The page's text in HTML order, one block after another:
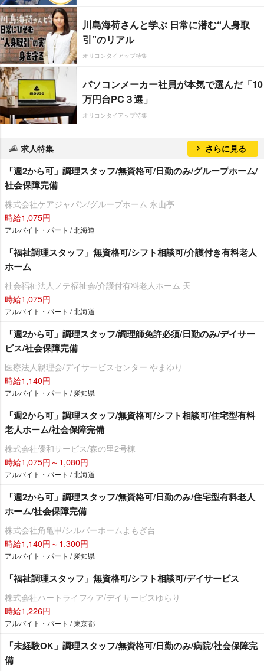
川島海荷さんと学ぶ 日常に潜む“人身取
引”のリアル
オリコンタイアップ特集
パソコンメーカー社員が本気で選んだ「10
万円台PC３選」
オリコンタイアップ特集
求人特集 さらに見る
「週2から可」調理スタッフ/無資格可/日勤のみ/グループホーム/
社会保障完備
株式会社ケアジャパン/グループホーム 永山亭
時給1,075円
アルバイト・パート / 北海道
「福祉調理スタッフ」無資格可/シフト相談可/介護付き有料老人
ホーム
社会福祉法人ノテ福祉会/介護付有料老人ホーム 天
時給1,075円
アルバイト・パート / 北海道
「週2から可」調理スタッフ/調理師免許必須/日勤のみ/デイサー
ビス/社会保障完備
医療法人親理会/デイサービスセンター やまゆり
時給1,140円
アルバイト・パート / 愛知県
「週2から可」調理スタッフ/無資格可/シフト相談可/住宅型有料
老人ホーム/社会保障完備
株式会社優和サービス/森の里2号棟
時給1,075円～1,080円
アルバイト・パート / 北海道
「週2から可」調理スタッフ/無資格可/日勤のみ/住宅型有料老人
ホーム/社会保障完備
株式会社角亀甲/シルバーホームよもぎ台
時給1,140円～1,300円
アルバイト・パート / 愛知県
「福祉調理スタッフ」無資格可/シフト相談可/デイサービス
株式会社ハートライフケア/デイサービスゆらり
時給1,226円
アルバイト・パート / 東京都
「未経験OK」調理スタッフ/無資格可/日勤のみ/病院/社会保障完
備